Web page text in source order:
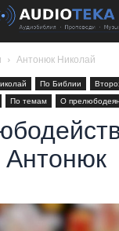
Антонюк Николай
По Библии
По темам О